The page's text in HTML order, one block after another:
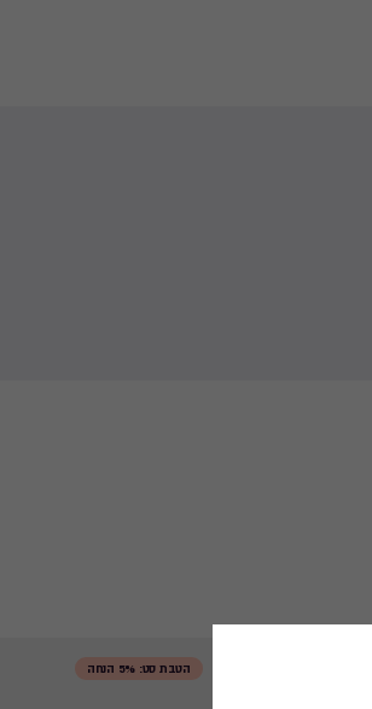
הטבת סט: 5% הנחה